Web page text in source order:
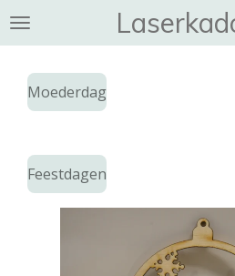
Ga
hoofdinhoud
Moederdag
Feestdagen